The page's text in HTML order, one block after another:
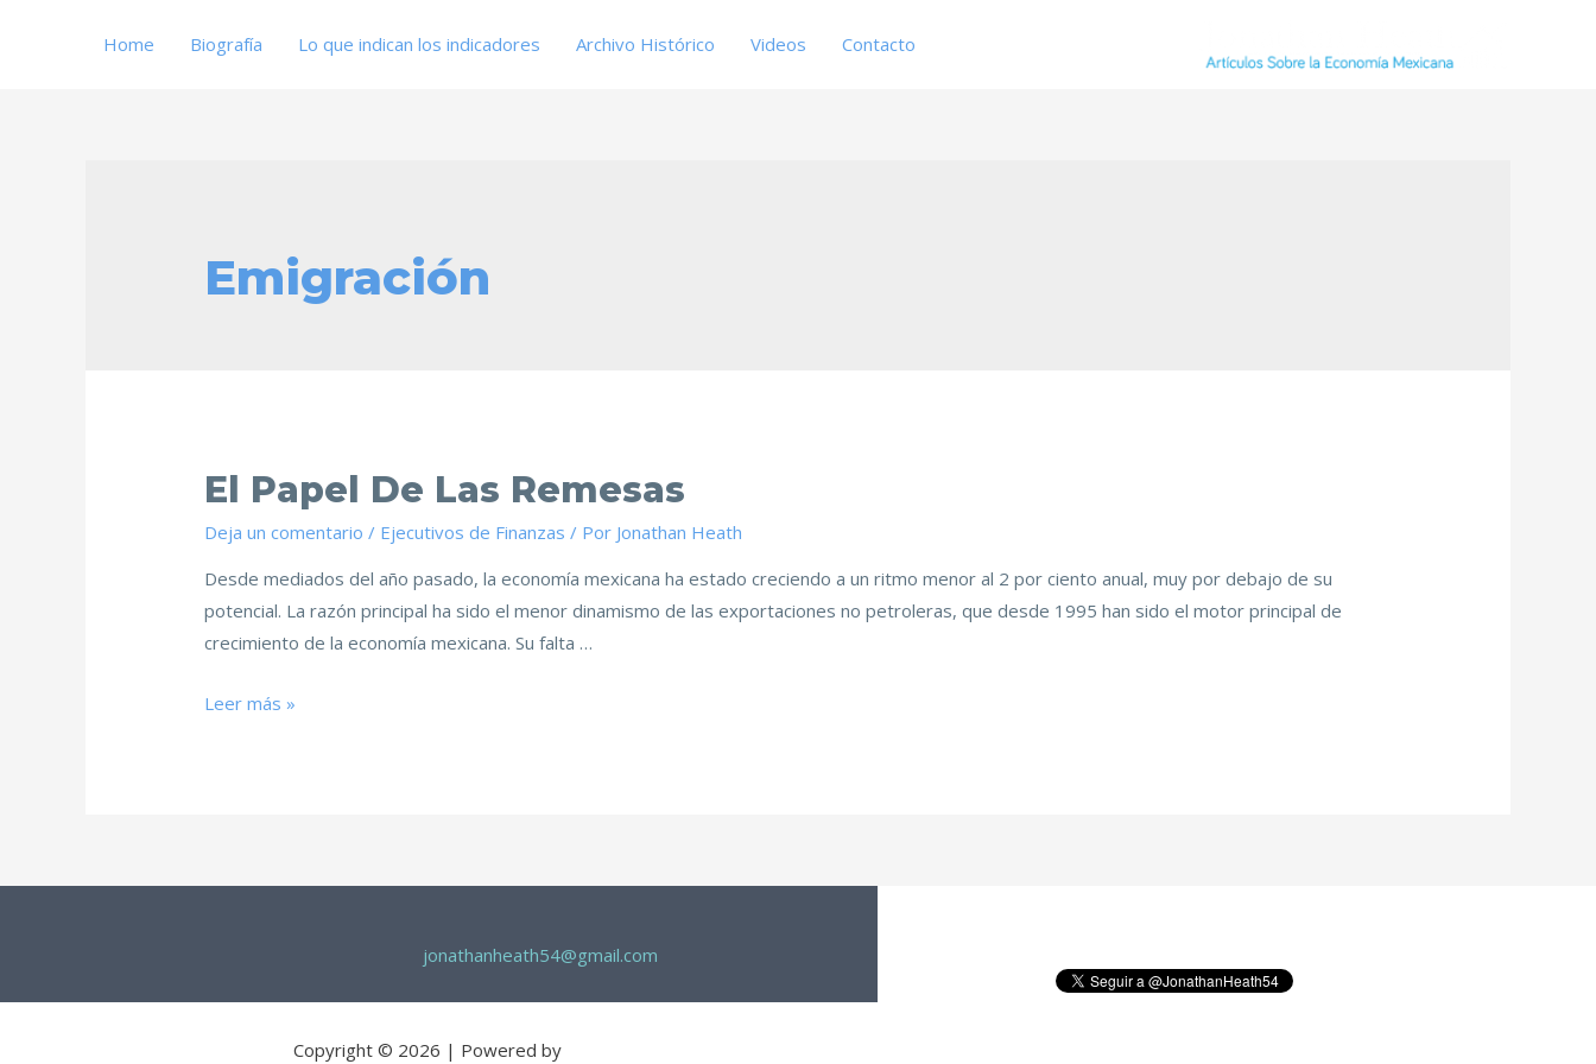
Home Biografía Lo que indican los indicadores Archivo Histórico Videos Contacto
Emigración
El Papel De Las Remesas
Deja un comentario / Ejecutivos de Finanzas / Por Jonathan Heath
Desde mediados del año pasado, la economía mexicana ha estado creciendo a un ritmo menor al 2 por ciento anual, muy por debajo de su
potencial. La razón principal ha sido el menor dinamismo de las exportaciones no petroleras, que desde 1995 han sido el motor principal de
crecimiento de la economía mexicana. Su falta …
Leer más »
jonathanheath54@gmail.com
Copyright © 2026 | Powered by